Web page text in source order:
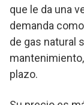
que le da una
demanda
de gas natural
plazo.